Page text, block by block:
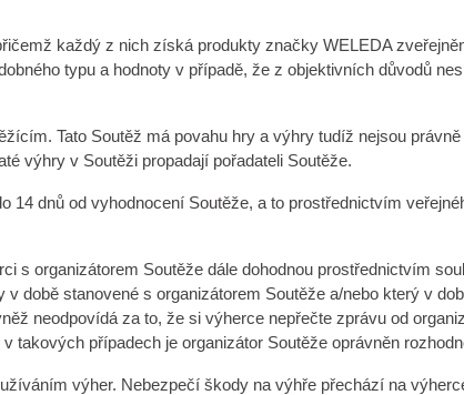
každý z nich získá produkty značky WELEDA
typu a hodnoty v případě, že z objektivních důvodů
Tato Soutěž má povahu hry a výhry tudíž nejsou
výhry v Soutěži propadají pořadateli Soutěže.
dnů od vyhodnocení Soutěže, a to prostřednictvím
s organizátorem Soutěže dále dohodnou prostřednictvím
stanovené s organizátorem Soutěže a/nebo který v
neodpovídá za to, že si výherce nepřečte zprávu od
případech je organizátor Soutěže oprávněn
výher. Nebezpečí škody na výhře přechází na